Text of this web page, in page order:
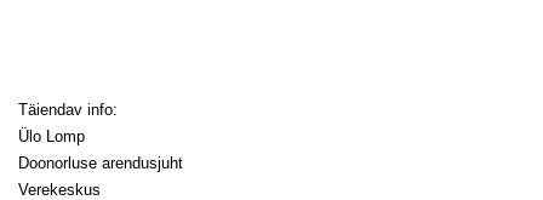
Täiendav info:
Ülo Lomp
Doonorluse arendusjuht
Verekeskus